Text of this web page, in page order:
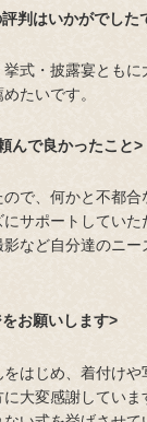
判はいかがでした
式・披露宴ともに
たいです。
んで良かったこと>
で、何かと不都
サポートしていた
など自分達のニ
お願いします>
をはじめ、着付け
大変感謝していま